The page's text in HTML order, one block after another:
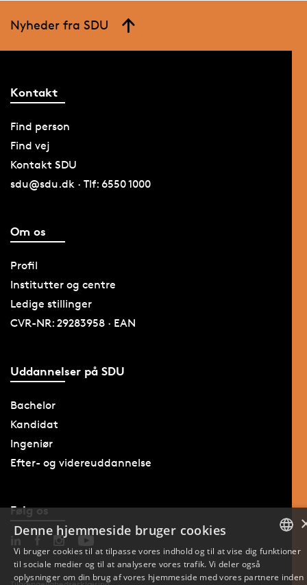
Nyheder fra SDU
Kontakt
Find person
Find vej
Kontakt SDU
sdu@sdu.dk · Tlf: 6550 1000
Om os
Profil
Institutter og centre
Ledige stillinger
CVR-NR: 29283958 · EAN
Uddannelser på SDU
Bachelor
Kandidat
Ingeniør
Efter- og videreuddannelse
Følg os
Denne hjemmeside bruger cookies
Vi bruger cookies til at tilpasse vores indhold og til at vise dig funktioner
til sociale medier og til at analysere vores trafik. Vi deler også
oplysninger om din brug af vores hjemmeside med vores partnere inden